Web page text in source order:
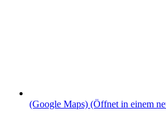
(Google Maps) (Öffnet in einem